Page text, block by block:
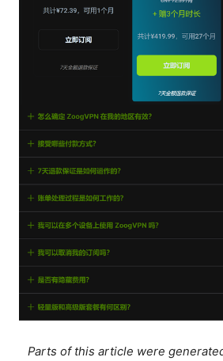
Parts of this article were